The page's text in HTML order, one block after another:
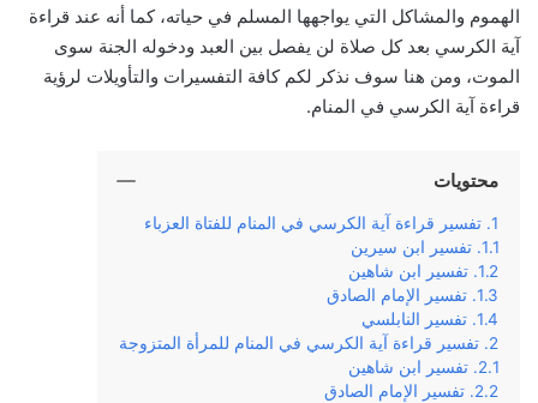
الهموم والمشاكل التي يواجهها المسلم في حياته، كما أنه عند قراءة
آية الكرسي بعد كل صلاة لن يفصل بين العبد ودخوله الجنة سوى
الموت، ومن هنا سوف نذكر لكم كافة التفسيرات والتأويلات لرؤية
قراءة آية الكرسي في المنام.
محتويات
تفسير قراءة آية الكرسي في المنام للفتاة العزباء
تفسير ابن سيرين
تفسير ابن شاهين
تفسير الإمام الصادق
تفسير النابلسي
تفسير قراءة آية الكرسي في المنام للمرأة المتزوجة
تفسير ابن شاهين
تفسير الإمام الصادق